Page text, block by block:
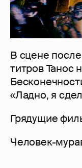
В сцене после
титров Танос
«Ладно, я
Грядущие
Человек-